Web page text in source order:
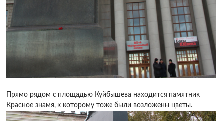
Прямо рядом с площадью Куйбышева находится памятник
Красное знамя, к которому тоже были возложены цветы.